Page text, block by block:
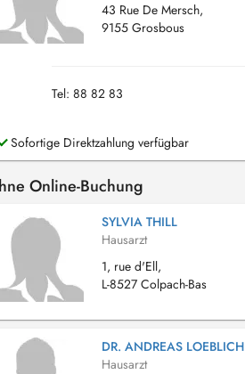
43 Rue De Mersch,
9155 Grosbous
Tel: 88 82 83
Sofortige Direktzahlung verfügbar
Online-Buchung
SYLVIA THILL
Hausarzt
1, rue d'Ell,
L-8527 Colpach-Bas
DR. ANDREAS LOEBLICH
Hausarzt